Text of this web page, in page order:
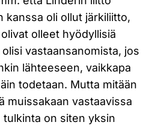
kanssa oli ollut järkiliitto,
olleet hyödyllisiä
vastaansanomista, jos
lähteeseen, vaikkapa
todetaan. Mutta mitään
muissakaan vastaavissa
on siten yksin